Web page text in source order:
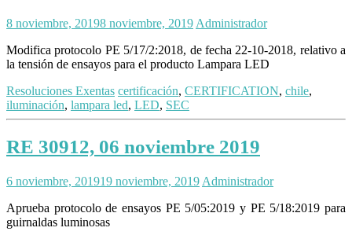
8 noviembre, 20198 noviembre, 2019 Administrador
Modifica protocolo PE 5/17/2:2018, de fecha 22-10-2018, relativo a
la tensión de ensayos para el producto Lampara LED
Resoluciones Exentas certificación, CERTIFICATION, chile,
iluminación, lampara led, LED, SEC
RE 30912, 06 noviembre 2019
6 noviembre, 201919 noviembre, 2019 Administrador
Aprueba protocolo de ensayos PE 5/05:2019 y PE 5/18:2019 para
guirnaldas luminosas